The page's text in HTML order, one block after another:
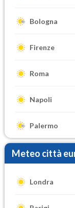
Bologna
Firenze
Roma
Napoli
Palermo
Meteo città
Londra